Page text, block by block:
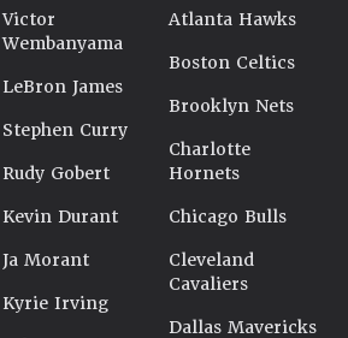
Victor
Wembanyama
LeBron James
Stephen Curry
Rudy Gobert
Kevin Durant
Ja Morant
Kyrie Irving
Atlanta Hawks
Boston Celtics
Brooklyn Nets
Charlotte
Hornets
Chicago Bulls
Cleveland
Cavaliers
Dallas Mavericks